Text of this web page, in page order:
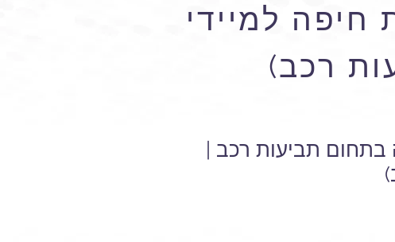
חיפה למיידי
רכב)
בתחום תביעות רכב |